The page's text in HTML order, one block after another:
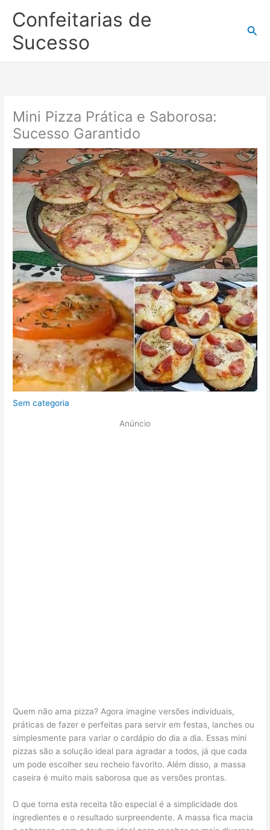
para
conteúdo
Confeitarias de
Sucesso
Mini Pizza Prática e Saborosa:
Sucesso Garantido
Sem categoria
Anúncio
Quem não ama pizza? Agora imagine versões individuais,
práticas de fazer e perfeitas para servir em festas, lanches ou
simplesmente para variar o cardápio do dia a dia. Essas mini
pizzas são a solução ideal para agradar a todos, já que cada
um pode escolher seu recheio favorito. Além disso, a massa
caseira é muito mais saborosa que as versões prontas.
O que torna esta receita tão especial é a simplicidade dos
ingredientes e o resultado surpreendente. A massa fica macia